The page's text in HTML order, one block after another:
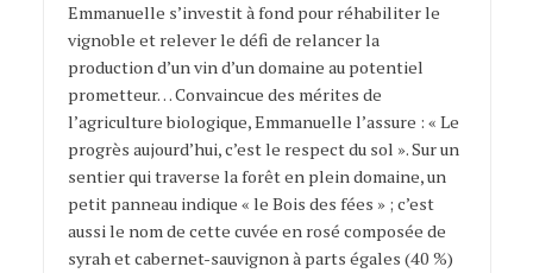
Emmanuelle s’investit à fond pour réhabiliter le
vignoble et relever le défi de relancer la
production d’un vin d’un domaine au potentiel
prometteur… Convaincue des mérites de
l’agriculture biologique, Emmanuelle l’assure : « Le
progrès aujourd’hui, c’est le respect du sol ». Sur un
sentier qui traverse la forêt en plein domaine, un
petit panneau indique « le Bois des fées » ; c’est
aussi le nom de cette cuvée en rosé composée de
syrah et cabernet-sauvignon à parts égales (40 %)